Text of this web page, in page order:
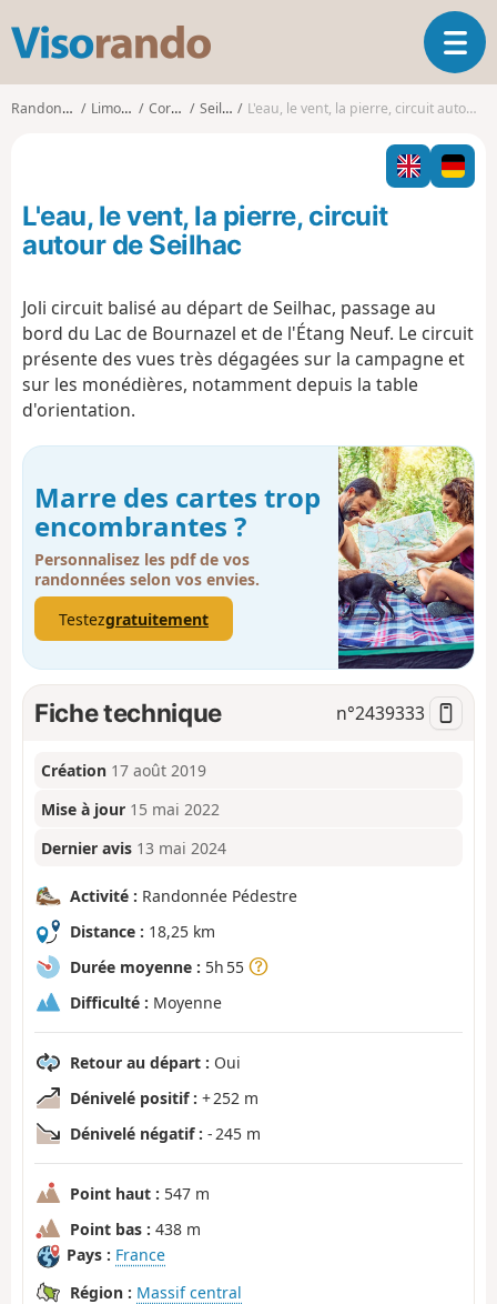
s
o
o
O
u
v
i
r
l
g
a
n
Randonnées Limousin Corrèze Seilhac L'eau, le vent, la pierre, circuit autour de Seilhac
L'eau, le vent, la pierre, circuit
autour de Seilhac
Joli circuit balisé au départ de Seilhac, passage au
bord du Lac de Bournazel et de l'Étang Neuf. Le circuit
présente des vues très dégagées sur la campagne et
sur les monédières, notamment depuis la table
d'orientation.
Marre des cartes trop
encombrantes ?
Personnalisez les pdf de vos
randonnées selon vos envies.
Testezgratuitement
Fiche technique n°2439333
Création 17 août 2019
Mise à jour 15 mai 2022
Dernier avis 13 mai 2024
Activité : Randonnée Pédestre
Distance : 18,25 km
Durée moyenne : 5h 55
Difficulté : Moyenne
Retour au départ : Oui
Dénivelé positif : + 252 m
Dénivelé négatif : - 245 m
Point haut : 547 m
Point bas : 438 m
Pays : France
Région : Massif central